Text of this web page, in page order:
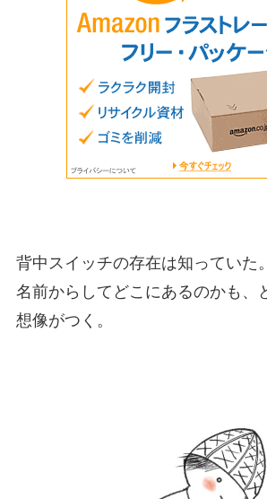
背中スイッチの存在は知っていた。
名前からしてどこにあるのかも、
想像がつく。